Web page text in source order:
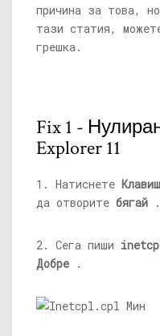
причина за това,
тази статия,
грешка.
Fix 1 -
Explorer 11
1. Натиснете
да отворите бягай .
2. Сега пиши
Добре .